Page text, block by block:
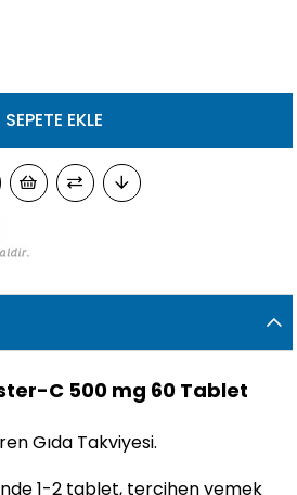
C 500 mg 60 Tablet
Gıda Takviyesi.
1-2 tablet, tercihen yemek